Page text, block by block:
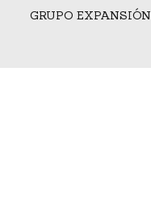
GRUPO EXPANSIÓN